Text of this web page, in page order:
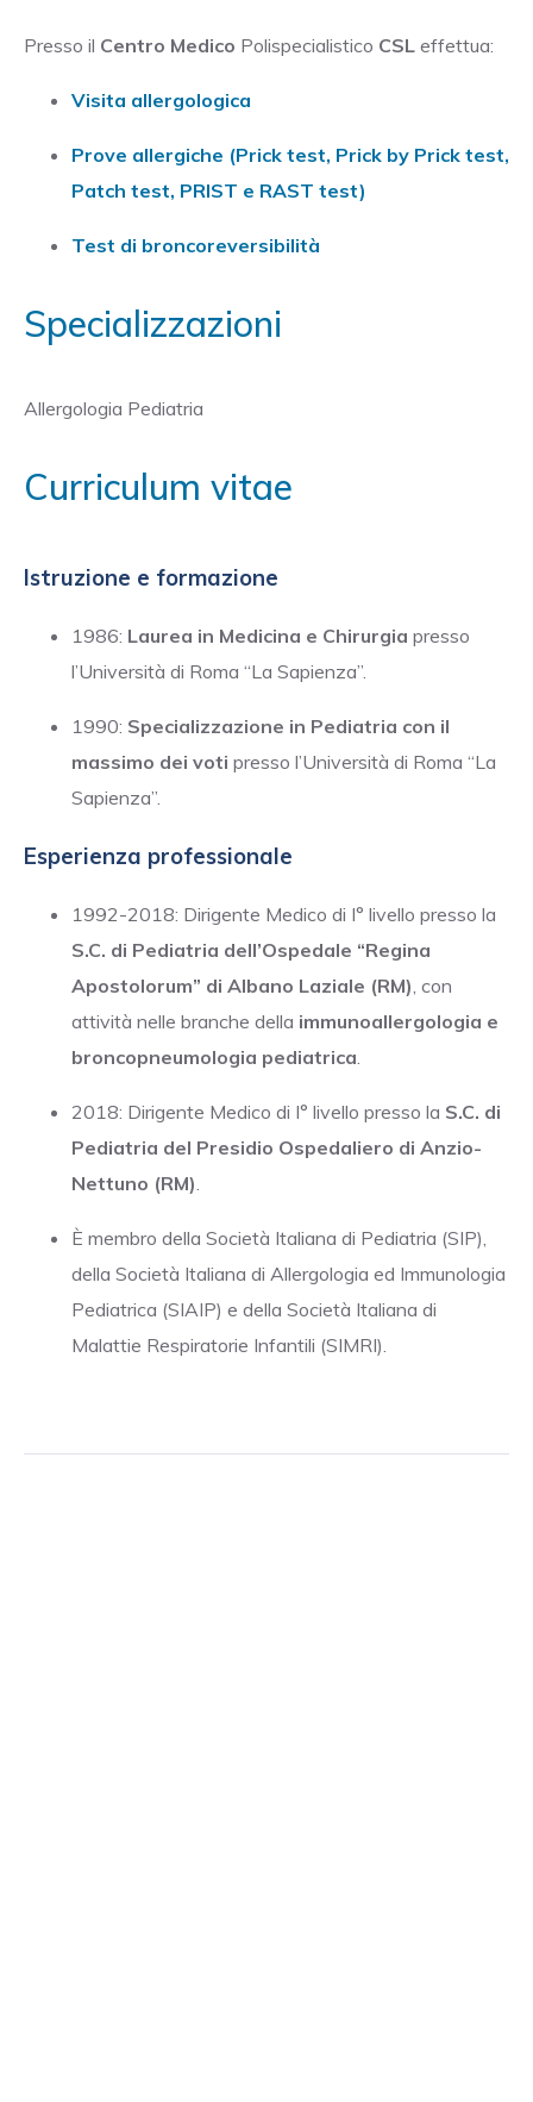
Presso il Centro Medico Polispecialistico CSL effettua:
Visita allergologica
Prove allergiche (Prick test, Prick by Prick test,
Patch test, PRIST e RAST test)
Test di broncoreversibilità
Specializzazioni
Allergologia Pediatria
Curriculum vitae
Istruzione e formazione
1986: Laurea in Medicina e Chirurgia presso
l’Università di Roma “La Sapienza”.
1990: Specializzazione in Pediatria con il
massimo dei voti presso l’Università di Roma “La
Sapienza”.
Esperienza professionale
1992-2018: Dirigente Medico di I° livello presso la
S.C. di Pediatria dell’Ospedale “Regina
Apostolorum” di Albano Laziale (RM), con
attività nelle branche della immunoallergologia e
broncopneumologia pediatrica.
2018: Dirigente Medico di I° livello presso la S.C. di
Pediatria del Presidio Ospedaliero di Anzio-
Nettuno (RM).
È membro della Società Italiana di Pediatria (SIP),
della Società Italiana di Allergologia ed Immunologia
Pediatrica (SIAIP) e della Società Italiana di
Malattie Respiratorie Infantili (SIMRI).